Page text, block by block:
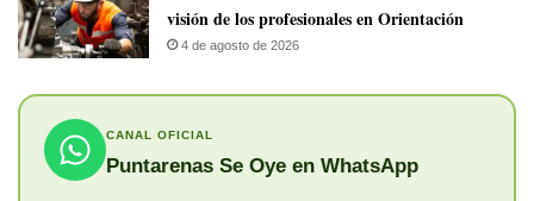
visión de los profesionales en Orientación
4 de agosto de 2026
CANAL OFICIAL
Puntarenas Se Oye en WhatsApp